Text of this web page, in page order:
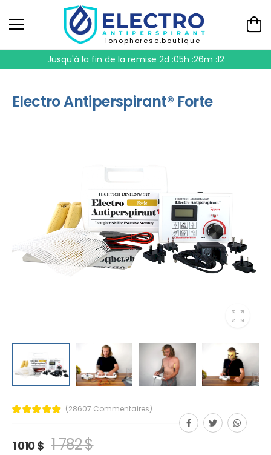
ionophorese.boutique
Jusqu'à la fin de la remise2d :05h :26m :11
Electro Antiperspirant® Forte
(28607 Commentaires)
1 010 $ 1 782 $